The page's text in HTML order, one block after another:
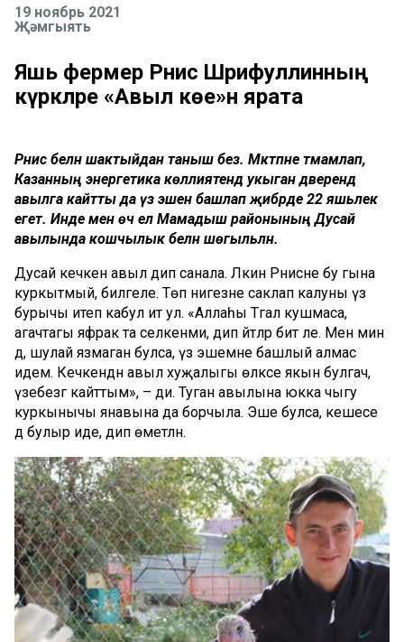
19 ноябрь 2021
Җәмгыять
Яшь фермер Рәнис Шәрифуллинның
күркәләре «Авыл көе»н ярата
Рәнис белән шактыйдан таныш без. Мәктәпне тәмамлап,
Казанның энергетика көллиятендә укыган дәверендә
авылга кайтты да үз эшен башлап җибәрде 22 яшьлек
егет. Инде менә өч ел Мамадыш районының Дусай
авылында кошчылык белән шөгыльләнә.
Дусай кечкенә авыл дип санала. Ләкин Рәнисне бу гына
куркытмый, билгеле. Төп нигезне саклап калуны үз
бурычы итеп кабул итә ул. «Аллаһы Тәгалә кушмаса,
агачтагы яфрак та селкенми, дип әйтәләр бит әле. Менә мин
дә, шулай язмаган булса, үз эшемне башлый алмас
идем. Кечкенәдән авыл хуҗалыгы өлкәсе якын булгач,
үзебезгә кайттым», – ди. Туган авылына юкка чыгу
куркынычы янавына да борчыла. Эше булса, кешесе
дә булыр иде, дип өметләнә.